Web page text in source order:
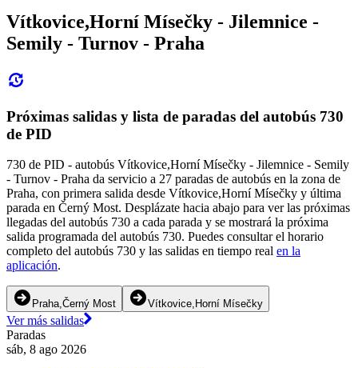
Vítkovice,Horní Mísečky - Jilemnice -
Semily - Turnov - Praha
Próximas salidas y lista de paradas del autobús 730
de PID
730 de PID - autobús Vítkovice,Horní Mísečky - Jilemnice - Semily
- Turnov - Praha da servicio a 27 paradas de autobús en la zona de
Praha, con primera salida desde Vítkovice,Horní Mísečky y última
parada en Černý Most. Desplázate hacia abajo para ver las próximas
llegadas del autobús 730 a cada parada y se mostrará la próxima
salida programada del autobús 730. Puedes consultar el horario
completo del autobús 730 y las salidas en tiempo real en la
aplicación.
Praha,Černý Most Vítkovice,Horní Mísečky
Ver más salidas
Paradas
sáb, 8 ago 2026